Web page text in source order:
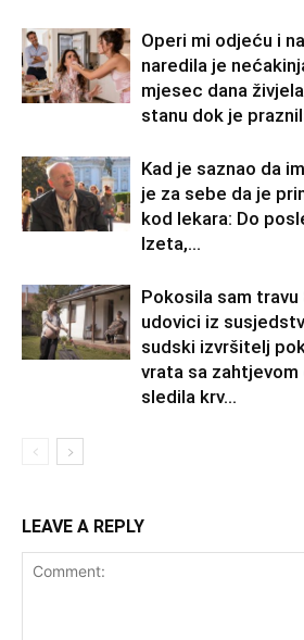
Operi mi odjeću i
naredila je
mjesec dana
stanu dok je
Kad je saznao da
je za sebe da je
kod lekara: Do
Izeta,...
Pokosila sam
udovici iz
sudski izvršitelj
vrata sa
sledila krv...
LEAVE A REPLY